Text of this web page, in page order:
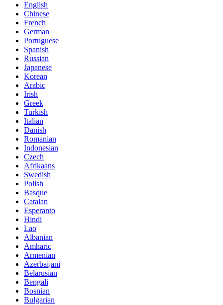
English
Chinese
French
German
Portuguese
Spanish
Russian
Japanese
Korean
Arabic
Irish
Greek
Turkish
Italian
Danish
Romanian
Indonesian
Czech
Afrikaans
Swedish
Polish
Basque
Catalan
Esperanto
Hindi
Lao
Albanian
Amharic
Armenian
Azerbaijani
Belarusian
Bengali
Bosnian
Bulgarian